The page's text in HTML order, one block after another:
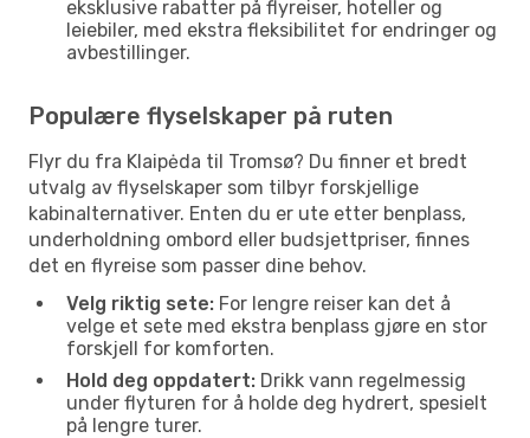
eksklusive rabatter på flyreiser, hoteller og
leiebiler, med ekstra fleksibilitet for endringer og
avbestillinger.
Populære flyselskaper på ruten
Flyr du fra Klaipėda til Tromsø? Du finner et bredt
utvalg av flyselskaper som tilbyr forskjellige
kabinalternativer. Enten du er ute etter benplass,
underholdning ombord eller budsjettpriser, finnes
det en flyreise som passer dine behov.
Velg riktig sete: For lengre reiser kan det å
velge et sete med ekstra benplass gjøre en stor
forskjell for komforten.
Hold deg oppdatert: Drikk vann regelmessig
under flyturen for å holde deg hydrert, spesielt
på lengre turer.